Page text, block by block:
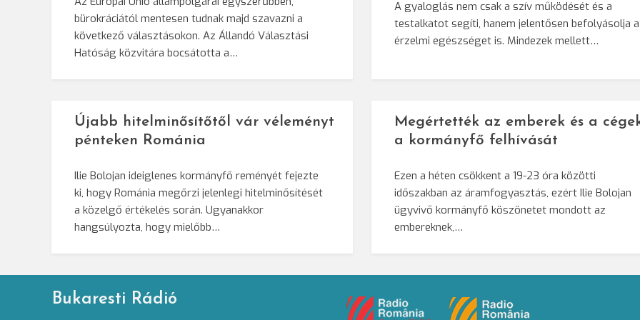
bürokráciától mentesen tudnak majd szavazni a
következő választásokon. Az Állandó Választási
Hatóság közvitára bocsátotta a…
A gyaloglás nem csak a szív működését és a
testalkatot segíti, hanem jelentősen befolyásolja
érzelmi egészséget is. Mindezek mellett…
Újabb hitelminősítőtől vár véleményt
pénteken Románia
Ilie Bolojan ideiglenes kormányfő reményét fejezte
ki, hogy Románia megőrzi jelenlegi hitelminősítését
a közelgő értékelés során. Ugyanakkor
hangsúlyozta, hogy mielőbb…
Megértették az emberek és a
a kormányfő felhívását
Ezen a héten csökkent a 19-23 óra közötti
időszakban az áramfogyasztás, ezért Ilie Bolojan
ügyvivő kormányfő köszönetet mondott az
embereknek,…
Bukaresti Rádió